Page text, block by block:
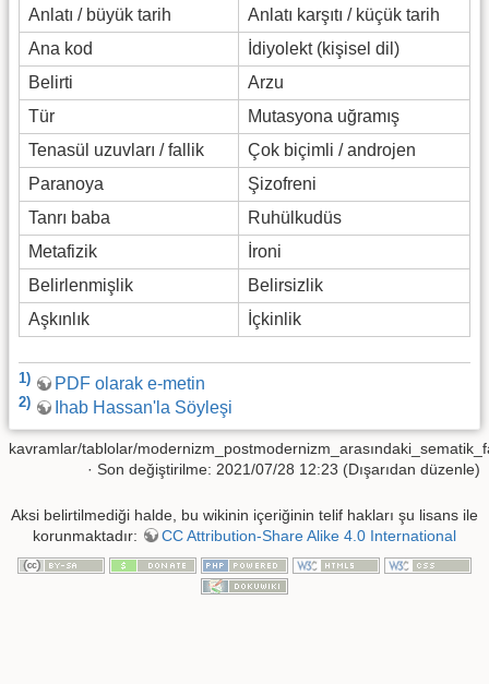
Anlatı / büyük tarih
Anlatı karşıtı / küçük tarih
Ana kod
İdiyolekt (kişisel dil)
Belirti
Arzu
Tür
Mutasyona uğramış
Tenasül uzuvları / fallik
Çok biçimli / androjen
Paranoya
Şizofreni
Tanrı baba
Ruhülkudüs
Metafizik
İroni
Belirlenmişlik
Belirsizlik
Aşkınlık
İçkinlik
1) PDF olarak e-metin
2) Ihab Hassan'la Söyleşi
kavramlar/tablolar/
· Son değiştirilme: 2021/07/28 12:23 (Dışarıdan düzenle)
Aksi belirtilmediği halde, bu wikinin içeriğinin telif hakları şu lisans ile
korunmaktadır:
CC Attribution-Share Alike 4.0 International